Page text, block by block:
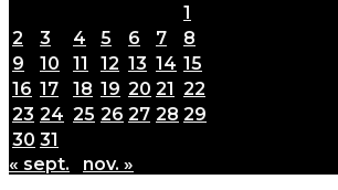
1
2
3 4 5 6 7
8
9
10 11 12 13 14 15
16 17 18 19 20 21 22
23 24 25 26 27 28 29
30 31
« sept.
nov. »